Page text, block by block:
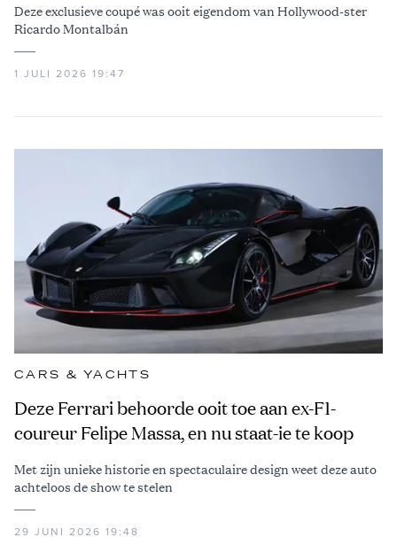
Deze exclusieve coupé was ooit eigendom van Hollywood-ster
Ricardo Montalbán
1 JULI 2026 19:47
CARS & YACHTS
Deze Ferrari behoorde ooit toe aan ex-F1-
coureur Felipe Massa, en nu staat-ie te koop
Met zijn unieke historie en spectaculaire design weet deze auto
achteloos de show te stelen
29 JUNI 2026 19:48